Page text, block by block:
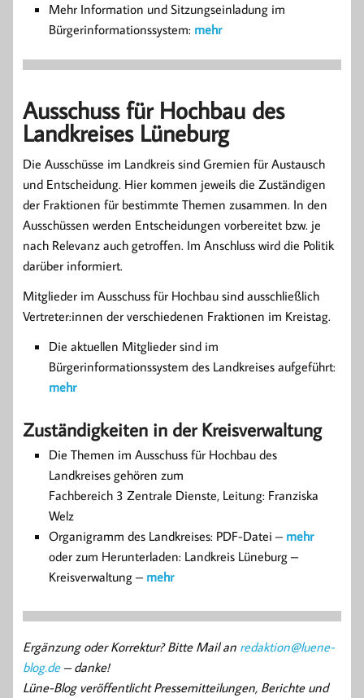
Mehr Information und Sitzungseinladung im
Bürgerinformationssystem: mehr
Ausschuss für Hochbau des
Landkreises Lüneburg
Die Ausschüsse im Landkreis sind Gremien für Austausch
und Entscheidung. Hier kommen jeweils die Zuständigen
der Fraktionen für bestimmte Themen zusammen. In den
Ausschüssen werden Entscheidungen vorbereitet bzw. je
nach Relevanz auch getroffen. Im Anschluss wird die Politik
darüber informiert.
Mitglieder im Ausschuss für Hochbau sind ausschließlich
Vertreter:innen der verschiedenen Fraktionen im Kreistag.
Die aktuellen Mitglieder sind im
Bürgerinformationssystem des Landkreises aufgeführt:
mehr
Zuständigkeiten in der Kreisverwaltung
Die Themen im Ausschuss für Hochbau des
Landkreises gehören zum
Fachbereich 3 Zentrale Dienste, Leitung: Franziska
Welz
Organigramm des Landkreises: PDF-Datei – mehr
oder zum Herunterladen: Landkreis Lüneburg –
Kreisverwaltung – mehr
Ergänzung oder Korrektur? Bitte Mail an redaktion@luene-
blog.de– danke!
Lüne-Blog veröffentlicht Pressemitteilungen, Berichte und